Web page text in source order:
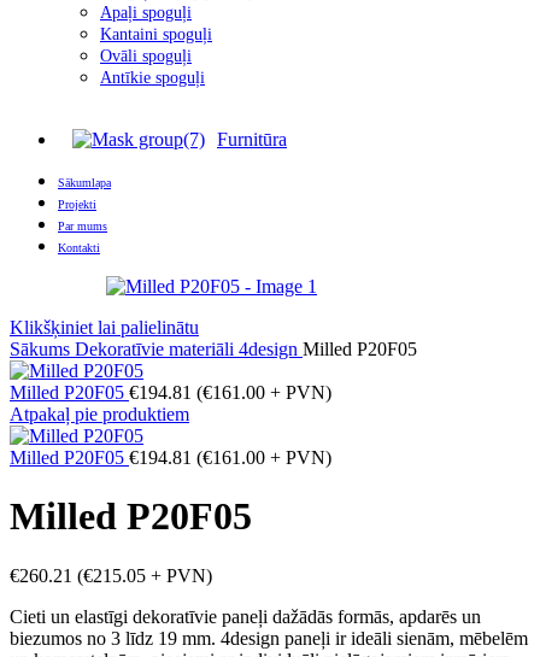
Apaļi spoguļi
Kantaini spoguļi
Ovāli spoguļi
Antīkie spoguļi
Furnitūra
Sākumlapa
Projekti
Par mums
Kontakti
Klikšķiniet lai palielinātu
Sākums Dekoratīvie materiāli 4design Milled P20F05
Milled P20F05 €194.81 (€161.00 + PVN)
Atpakaļ pie produktiem
Milled P20F05 €194.81 (€161.00 + PVN)
Milled P20F05
€260.21 (€215.05 + PVN)
Cieti un elastīgi dekoratīvie paneļi dažādās formās, apdarēs un
biezumos no 3 līdz 19 mm. 4design paneļi ir ideāli sienām, mēbelēm